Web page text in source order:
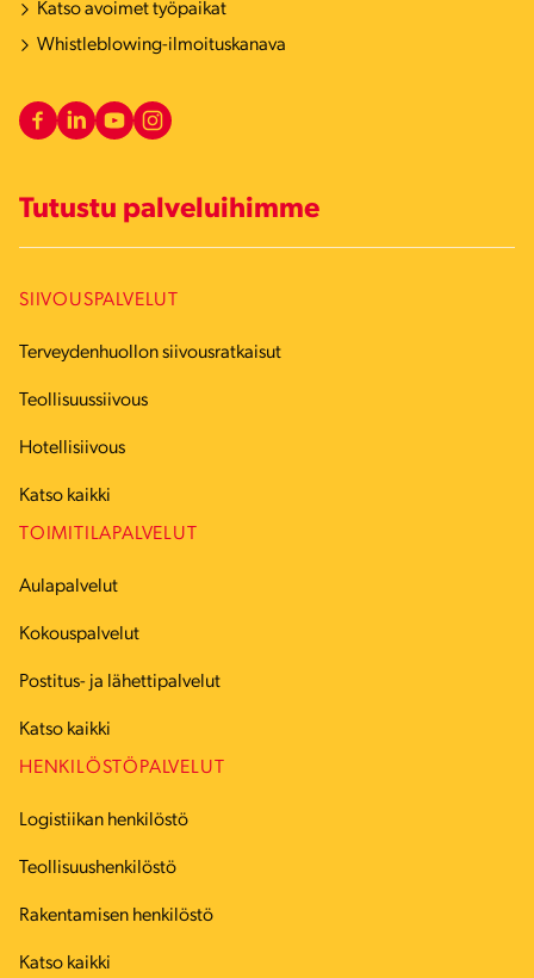
Katso avoimet työpaikat
Whistleblowing-ilmoituskanava
Tutustu palveluihimme
SIIVOUSPALVELUT
Terveydenhuollon siivousratkaisut
Teollisuussiivous
Hotellisiivous
Katso kaikki
TOIMITILAPALVELUT
Aulapalvelut
Kokouspalvelut
Postitus- ja lähettipalvelut
Katso kaikki
HENKILÖSTÖPALVELUT
Logistiikan henkilöstö
Teollisuushenkilöstö
Rakentamisen henkilöstö
Katso kaikki